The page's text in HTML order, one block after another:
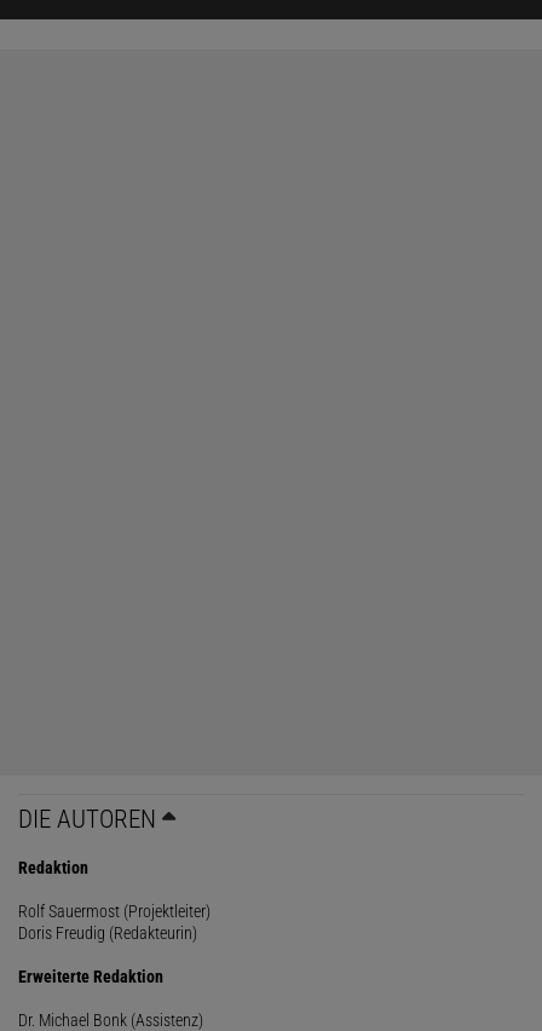
DIE AUTOREN
Redaktion
Rolf Sauermost (Projektleiter)
Doris Freudig (Redakteurin)
Erweiterte Redaktion
Dr. Michael Bonk (Assistenz)